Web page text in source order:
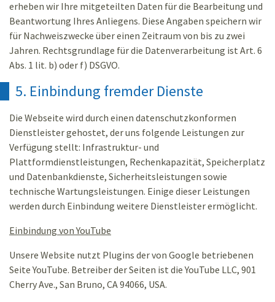
erheben wir Ihre mitgeteilten Daten für die Bearbeitung und
Beantwortung Ihres Anliegens. Diese Angaben speichern wir
für Nachweiszwecke über einen Zeitraum von bis zu zwei
Jahren. Rechtsgrundlage für die Datenverarbeitung ist Art. 6
Abs. 1 lit. b) oder f) DSGVO.
5. Einbindung fremder Dienste
Die Webseite wird durch einen datenschutzkonformen
Dienstleister gehostet, der uns folgende Leistungen zur
Verfügung stellt: Infrastruktur- und
Plattformdienstleistungen, Rechenkapazität, Speicherplatz
und Datenbankdienste, Sicherheitsleistungen sowie
technische Wartungsleistungen. Einige dieser Leistungen
werden durch Einbindung weitere Dienstleister ermöglicht.
Einbindung von YouTube
Unsere Website nutzt Plugins der von Google betriebenen
Seite YouTube. Betreiber der Seiten ist die YouTube LLC, 901
Cherry Ave., San Bruno, CA 94066, USA.